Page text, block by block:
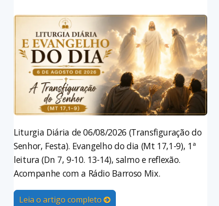
Liturgia Diária de 06/08/2026 (Transfiguração do
Senhor, Festa). Evangelho do dia (Mt 17,1-9), 1ª
leitura (Dn 7, 9-10. 13-14), salmo e reflexão.
Acompanhe com a Rádio Barroso Mix.
Leia o artigo completo